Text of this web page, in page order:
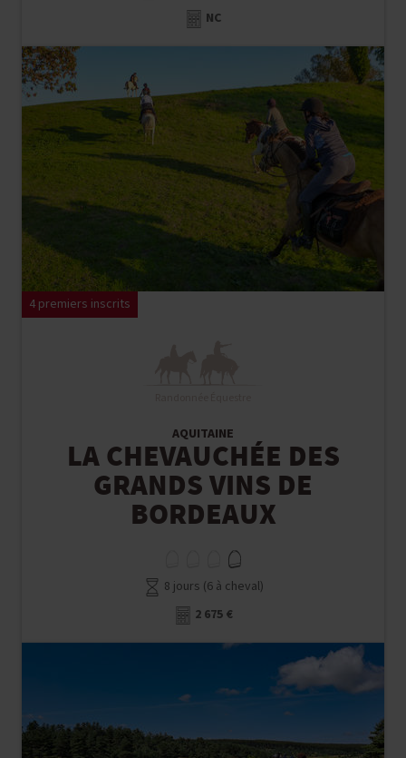
NC
4 premiers inscrits
AQUITAINE
LA CHEVAUCHÉE DES
GRANDS VINS DE
BORDEAUX
8 jours (6 à cheval)
2 675 €